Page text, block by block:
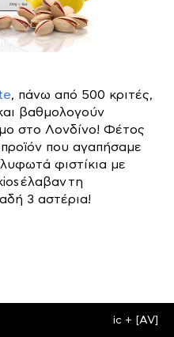
, πάνω από 500 κριτές,
βαθμολογούν
στο Λονδίνο! Φέτος
που αγαπήσαμε
φιστίκια με
έλαβαν τη
3 αστέρια!
ic + [AV]